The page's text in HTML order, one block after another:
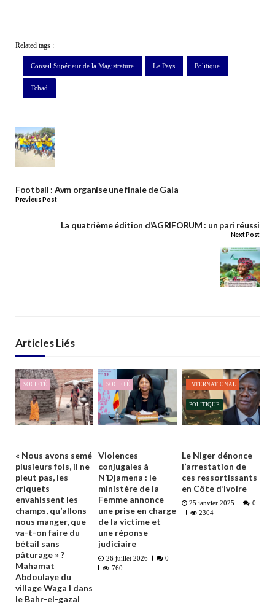
Related tags :
Conseil Supérieur de la Magistrature Le Pays Politique
Tchad
Football : Avm organise une finale de Gala
Previous Post
La quatrième édition d’AGRIFORUM : un pari réussi
Next Post
Articles Liés
SOCIETÉ
« Nous avons semé
plusieurs fois, il ne
pleut pas, les
criquets
envahissent les
champs, qu’allons
nous manger, que
va-t-on faire du
bétail sans
pâturage » ?
Mahamat
Abdoulaye du
village Waga I dans
le Bahr-el-gazal
SOCIETÉ
Violences
conjugales à
N’Djamena : le
ministère de la
Femme annonce
une prise en charge
de la victime et
une réponse
judiciaire
26 juillet 2026
0
760
INTERNATIONAL
POLITIQUE
Le Niger dénonce
l’arrestation de
ces ressortissants
en Côte d’Ivoire
25 janvier 2025
0
2304